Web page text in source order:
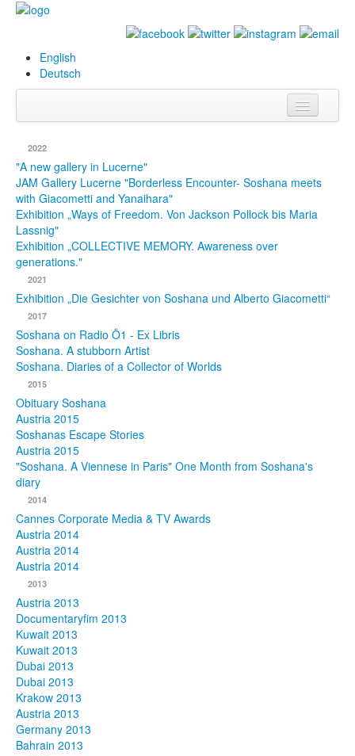
English
Deutsch
Biography
Paintings
Projects
Press
Museums
2022
"A new gallery in Lucerne"
JAM Gallery Lucerne "Borderless Encounter- Soshana meets
with Giacometti and Yanaihara"
Exhibition „Ways of Freedom. Von Jackson Pollock bis Maria
Lassnig"
Exhibition „COLLECTIVE MEMORY. Awareness over
generations."
2021
Exhibition „Die Gesichter von Soshana und Alberto Giacometti“
2017
Soshana on Radio Ö1 - Ex Libris
Soshana. A stubborn Artist
Soshana. Diaries of a Collector of Worlds
2015
Obituary Soshana
Austria 2015
Soshanas Escape Stories
Austria 2015
"Soshana. A Viennese in Paris" One Month from Soshana's
diary
2014
Cannes Corporate Media & TV Awards
Austria 2014
Austria 2014
Austria 2014
2013
Austria 2013
Documentaryfim 2013
Kuwait 2013
Kuwait 2013
Dubai 2013
Dubai 2013
Krakow 2013
Austria 2013
Germany 2013
Bahrain 2013